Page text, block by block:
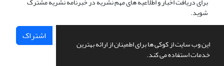
این وب سایت از کوکی ها برای اطمینان از ارائه بهترین
خدمات استفاده می کند.
شوید.
اشتراک